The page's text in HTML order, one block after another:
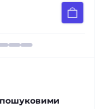
пошуковими